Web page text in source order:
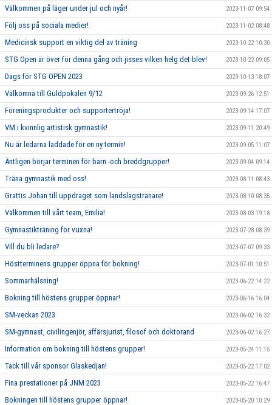
Välkommen på läger under jul och nyår! 2023-11-07 09:54
Följ oss på sociala medier! 2023-11-02 08:48
Medicinsk support en viktig del av träning 2023-10-22 10:30
STG Open är över för denna gång och jisses vilken helg det blev! 2023-10-22 09:05
Dags för STG OPEN 2023 2023-10-13 18:07
Välkomna till Guldpokalen 9/12 2023-09-26 12:51
Föreningsprodukter och supportertröja! 2023-09-14 17:07
VM i kvinnlig artistisk gymnastik! 2023-09-11 20:49
Nu är ledarna laddade för en ny termin! 2023-09-05 11:07
Äntligen börjar terminen för barn -och breddgrupper! 2023-09-04 09:14
Träna gymnastik med oss! 2023-08-11 08:43
Grattis Johan till uppdraget som landslagstränare! 2023-08-10 08:35
Välkommen till vårt team, Emilia! 2023-08-03 19:18
Gymnastikträning för vuxna! 2023-07-28 08:39
Vill du bli ledare? 2023-07-07 09:33
Höstterminens grupper öppna för bokning! 2023-07-01 10:51
Sommarhälsning! 2023-06-22 14:22
Bokning till höstens grupper öppnar! 2023-06-16 16:04
SM-veckan 2023 2023-06-02 16:32
SM-gymnast, civilingenjör, affärsjurist, filosof och doktorand 2023-06-02 16:27
Information om bokning till höstens grupper! 2023-05-24 11:15
Tack till vår sponsor Glaskedjan! 2023-05-22 17:02
Fina prestationer på JNM 2023 2023-05-22 16:47
Bokningen till höstens grupper öppnar! 2023-05-20 10:29